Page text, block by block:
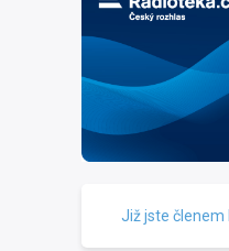
Již jste členem